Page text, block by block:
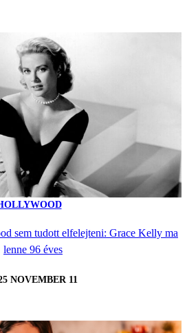
sem tudott elfelejteni: Grace Kelly ma
lenne 96 éves
NOVEMBER 11